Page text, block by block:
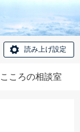
読み上げ設定
ころの相談室